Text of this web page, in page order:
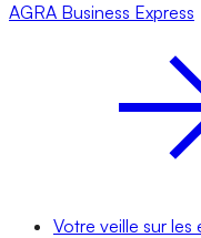
AGRA Business Express
Votre veille sur les